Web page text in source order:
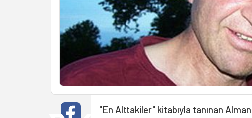
"En Alttakiler" kitabıyla tanınan